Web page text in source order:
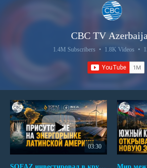
CBC TV
1.4M Subscribers • 1.8K Videos •
03:30